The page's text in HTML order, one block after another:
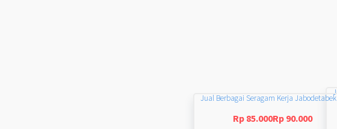
Jual Berbagai Seragam Kerja Jabodetabek
Rp 85.000Rp 90.000